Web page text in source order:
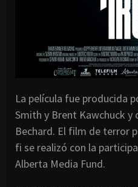
La película fue producida
Smith y Brent Kawchuck y
Bechard. El film de terror
fi se realizó con la
Alberta Media Fund.